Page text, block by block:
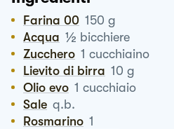
Farina 00 150 g
Acqua ½ bicchiere
Zucchero 1 cucchiaino
Lievito di birra 10 g
Olio evo 1 cucchiaio
Sale q.b.
Rosmarino 1